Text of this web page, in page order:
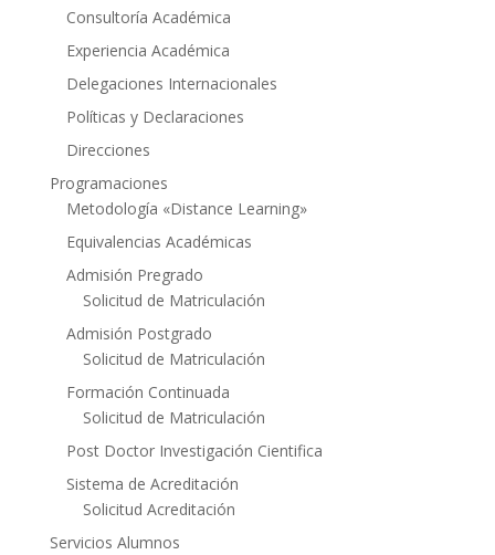
Consultoría Académica
Experiencia Académica
Delegaciones Internacionales
Políticas y Declaraciones
Direcciones
Programaciones
Metodología «Distance Learning»
Equivalencias Académicas
Admisión Pregrado
Solicitud de Matriculación
Admisión Postgrado
Solicitud de Matriculación
Formación Continuada
Solicitud de Matriculación
Post Doctor Investigación Cientifica
Sistema de Acreditación
Solicitud Acreditación
Servicios Alumnos